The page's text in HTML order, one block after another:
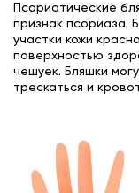
Псориатические
признак псориаза.
участки кожи
поверхностью
чешуек. Бляшки
трескаться и